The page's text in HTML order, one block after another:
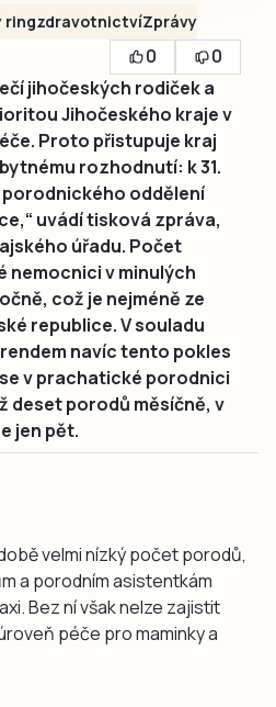
ringzdravotnictvíZprávy
0
0
jihočeských rodiček a
Jihočeského kraje v
Proto přistupuje kraj
rozhodnutí: k 31.
oddělení
uvádí tisková zpráva,
úřadu. Počet
nemocnici v minulých
což je nejméně ze
republice. V souladu
navíc tento pokles
v prachatické porodnici
deset porodů měsíčně, v
jen pět.
velmi nízký počet porodů,
a porodním asistentkám
Bez ní však nelze zajistit
péče pro maminky a